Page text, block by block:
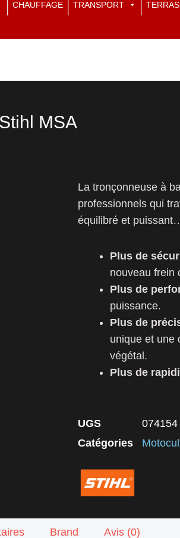
CHAUFFAGE TRANSPORT
MSA
La tronçonneuse à
professionnels qui
équilibré et
Plus de
nouveau frein
Plus de
puissance.
Plus de
unique et une
végétal.
Plus de
UGS
074154
Catégories
Brand Avis (0)